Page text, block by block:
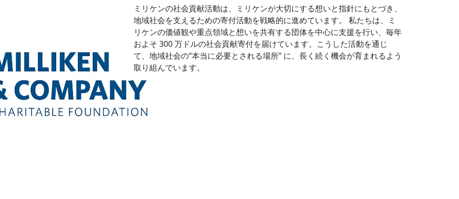
ミリケンの社会貢献活動は、ミリケンが大切にする想いと指針にもとづき、
地域社会を支えるための寄付活動を戦略的に進めています。 私たちは、ミ
リケンの価値観や重点領域と想いを共有する団体を中心に支援を行い、毎年
およそ 300 万ドルの社会貢献寄付を届けています。こうした活動を通じ
て、地域社会の“本当に必要とされる場所” に、長く続く機会が育まれるよう
取り組んでいます。